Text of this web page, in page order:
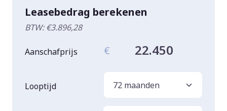
Leasebedrag berekenen
BTW: €3.896,28
Aanschafprijs € 22.450
Looptijd